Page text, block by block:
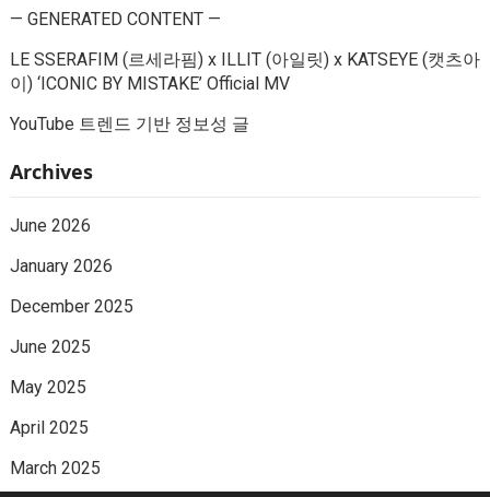
— GENERATED CONTENT —
LE SSERAFIM (르세라핌) x ILLIT (아일릿) x KATSEYE (캣츠아
이) ‘ICONIC BY MISTAKE’ Official MV
YouTube 트렌드 기반 정보성 글
Archives
June 2026
January 2026
December 2025
June 2025
May 2025
April 2025
March 2025